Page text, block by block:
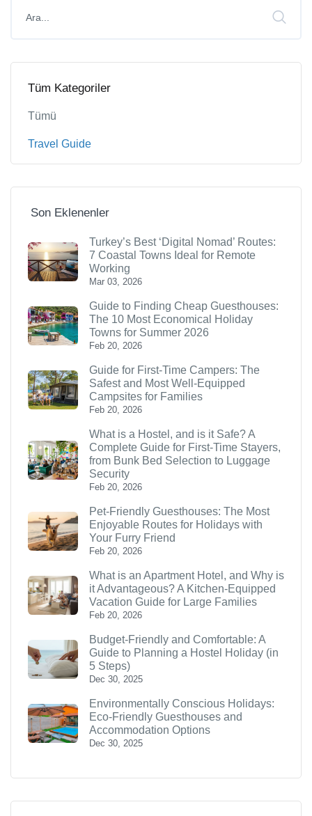
Tüm Kategoriler
Tümü
Travel Guide
Son Eklenenler
Turkey’s Best ‘Digital Nomad’ Routes:
7 Coastal Towns Ideal for Remote
Working
Mar 03, 2026
Guide to Finding Cheap Guesthouses:
The 10 Most Economical Holiday
Towns for Summer 2026
Feb 20, 2026
Guide for First-Time Campers: The
Safest and Most Well-Equipped
Campsites for Families
Feb 20, 2026
What is a Hostel, and is it Safe? A
Complete Guide for First-Time Stayers,
from Bunk Bed Selection to Luggage
Security
Feb 20, 2026
Pet-Friendly Guesthouses: The Most
Enjoyable Routes for Holidays with
Your Furry Friend
Feb 20, 2026
What is an Apartment Hotel, and Why is
it Advantageous? A Kitchen-Equipped
Vacation Guide for Large Families
Feb 20, 2026
Budget-Friendly and Comfortable: A
Guide to Planning a Hostel Holiday (in
5 Steps)
Dec 30, 2025
Environmentally Conscious Holidays:
Eco-Friendly Guesthouses and
Accommodation Options
Dec 30, 2025